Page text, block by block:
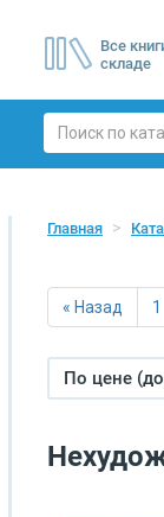
Все
складе
Главная
« Назад 1
По цене